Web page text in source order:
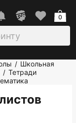
0
/ Школьная
/ Тетради